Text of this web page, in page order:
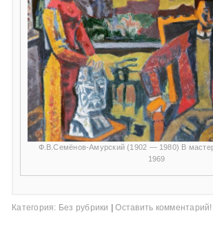
Ф.В.Семёнов-Амурский (1902 — 1980) В
1969
Категория: Без рубрики | Оставить комментарий!